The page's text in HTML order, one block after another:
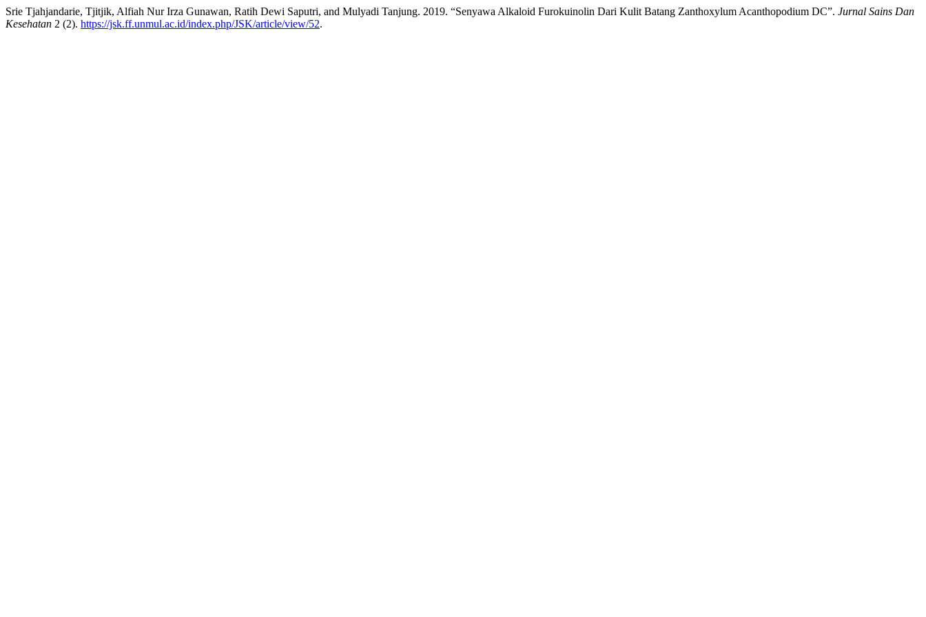
Srie Tjahjandarie, Tjitjik, Alfiah Nur Irza Gunawan, Ratih Dewi Saputri, and Mulyadi Tanjung. 2019. “Senyawa Alkaloid Furokuinolin Dari Kulit Batang Zanthoxylum Acanthopodium DC”. Jurnal Sains Dan
Kesehatan 2 (2). https://jsk.ff.unmul.ac.id/index.php/JSK/article/view/52.